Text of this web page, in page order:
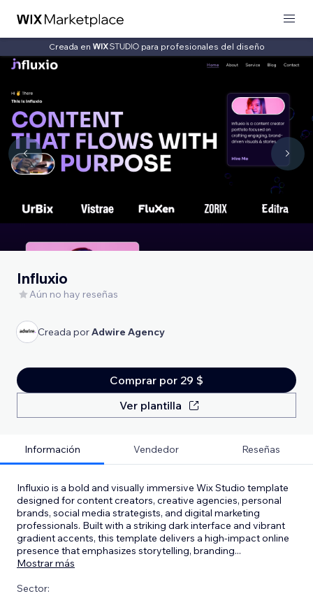
Creada en para profesionales del diseño
Influxio
Aún no hay reseñas
Creada porAdwire Agency
Comprar por 29 $
Ver plantilla
Información Vendedor Reseñas
Influxio is a bold and visually immersive Wix Studio template
designed for content creators, creative agencies, personal
brands, social media strategists, and digital marketing
professionals. Built with a striking dark interface and vibrant
gradient accents, this template delivers a high-impact online
presence that emphasizes storytelling, branding...
Mostrar más
Sector: